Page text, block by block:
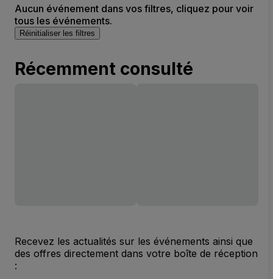
Parking Lots (InActive)
Aucun événement dans vos filtres, cliquez pour voir
tous les événements.
Réinitialiser les filtres
Récemment consulté
Recevez les actualités sur les événements ainsi que
des offres directement dans votre boîte de réception
: